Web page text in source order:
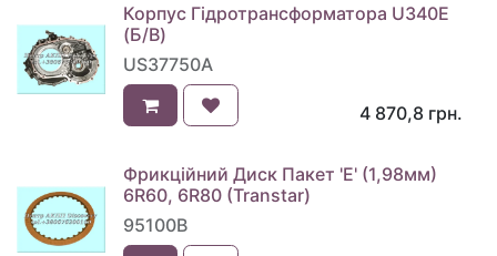
Корпус Гідротрансформатора U340E
(Б/В)
US37750A
4 870,8 грн.
Фрикційний Диск Пакет 'E' (1,98мм)
6R60, 6R80 (Transtar)
95100B